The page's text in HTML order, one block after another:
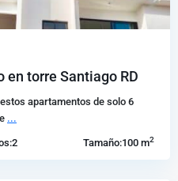
torre Santiago RD
estos apartamentos de solo 6
...
2 Tamaño:100 m2